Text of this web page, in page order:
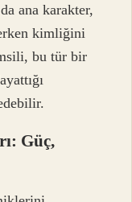
ana karakter,
kimliğini
bu tür bir
Güç,